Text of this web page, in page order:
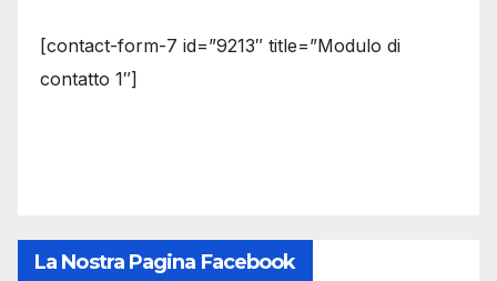
[contact-form-7 id=”9213″ title=”Modulo di
contatto 1″]
La Nostra Pagina Facebook